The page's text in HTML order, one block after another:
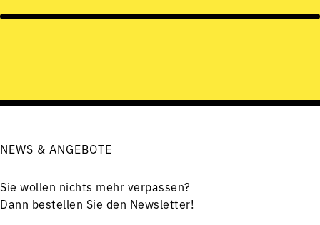
NEWS & ANGEBOTE
Sie wollen nichts mehr verpassen?
Dann bestellen Sie den Newsletter!